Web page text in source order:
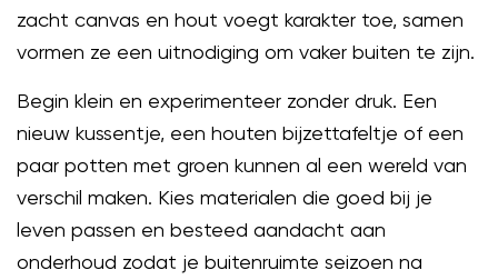
zacht canvas en hout voegt karakter toe, samen
vormen ze een uitnodiging om vaker buiten te zijn.
Begin klein en experimenteer zonder druk. Een
nieuw kussentje, een houten bijzettafeltje of een
paar potten met groen kunnen al een wereld van
verschil maken. Kies materialen die goed bij je
leven passen en besteed aandacht aan
onderhoud zodat je buitenruimte seizoen na